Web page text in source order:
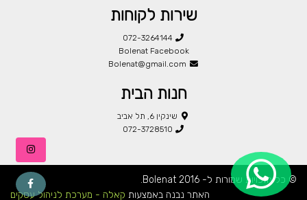
שירות לקוחות
072-3264144
Bolenat Facebook
Bolenat@gmail.com
חנות הבית
שינקין 6, תל אביב
072-3728510
© כל הזכויות שמורות ל- Bolenat 2016.
האתר נבנה באמצעות קאלה - מערכת לניהול עסקים